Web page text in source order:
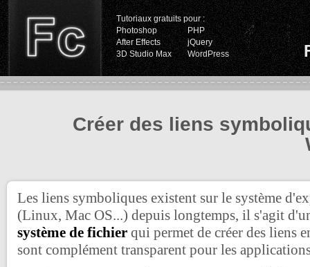
Tutoriaux gratuits pour :
Photoshop
PHP
After Effects
jQuery
3D Studio Max
WordPress
Créer des liens
Les liens symboliques existent sur le système
(Linux, Mac OS...) depuis longtemps, il s'agit
système de fichier qui permet de créer des liens
sont complément transparent pour les